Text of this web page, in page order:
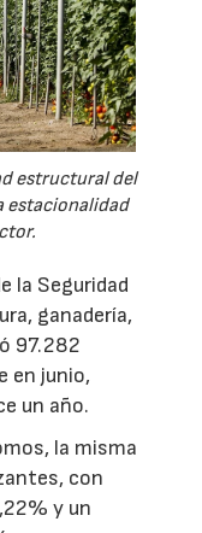
estructural del
estacionalidad
la Seguridad
ganadería,
97.282
en junio,
un año.
la misma
con
y un